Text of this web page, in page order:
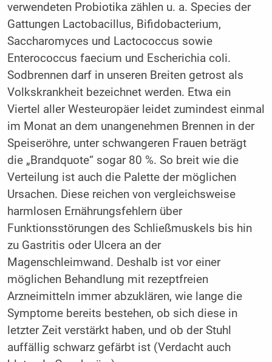
verwendeten Probiotika zählen u. a. Species der
Gattungen Lactobacillus, Bifidobacterium,
Saccharomyces und Lactococcus sowie
Enterococcus faecium und Escherichia coli.
Sodbrennen darf in unseren Breiten getrost als
Volkskrankheit bezeichnet werden. Etwa ein
Viertel aller Westeuropäer leidet zumindest einmal
im Monat an dem unangenehmen Brennen in der
Speiseröhre, unter schwangeren Frauen beträgt
die „Brandquote“ sogar 80 %. So breit wie die
Verteilung ist auch die Palette der möglichen
Ursachen. Diese reichen von vergleichsweise
harmlosen Ernährungsfehlern über
Funktionsstörungen des Schließmuskels bis hin
zu Gastritis oder Ulcera an der
Magenschleimwand. Deshalb ist vor einer
möglichen Behandlung mit rezeptfreien
Arzneimitteln immer abzuklären, wie lange die
Symptome bereits bestehen, ob sich diese in
letzter Zeit verstärkt haben, und ob der Stuhl
auffällig schwarz gefärbt ist (Verdacht auch